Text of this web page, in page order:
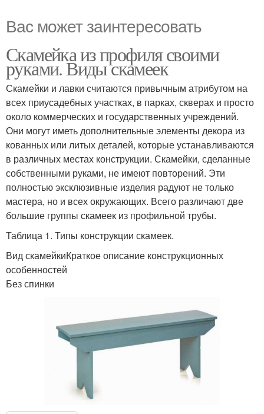
Вас может заинтересовать
Скамейка из профиля своими
руками. Виды скамеек
Скамейки и лавки считаются привычным атрибутом на
всех приусадебных участках, в парках, скверах и просто
около коммерческих и государственных учреждений.
Они могут иметь дополнительные элементы декора из
кованных или литых деталей, которые устанавливаются
в различных местах конструкции. Скамейки, сделанные
собственными руками, не имеют повторений. Эти
полностью эксклюзивные изделия радуют не только
мастера, но и всех окружающих. Всего различают две
большие группы скамеек из профильной трубы.
Таблица 1. Типы конструкции скамеек.
Вид скамейкиКраткое описание конструкционных
особенностей
Без спинки